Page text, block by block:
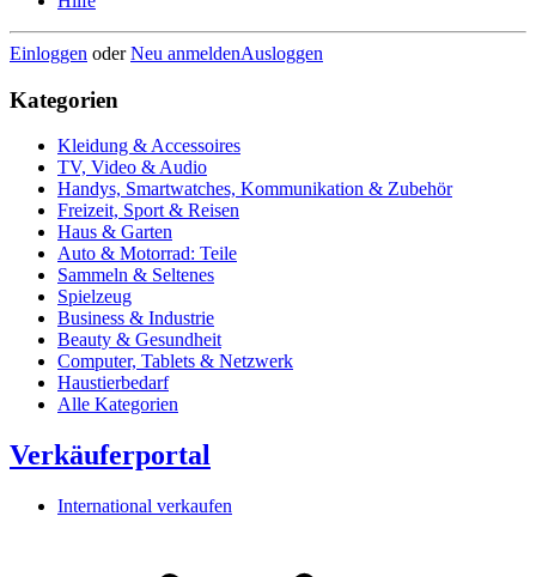
Einloggen oderNeu anmeldenAusloggen
Kategorien
Kleidung & Accessoires
TV, Video & Audio
Handys, Smartwatches, Kommunikation & Zubehör
Freizeit, Sport & Reisen
Haus & Garten
Auto & Motorrad: Teile
Sammeln & Seltenes
Spielzeug
Business & Industrie
Beauty & Gesundheit
Computer, Tablets & Netzwerk
Haustierbedarf
Alle Kategorien
Verkäuferportal
International verkaufen